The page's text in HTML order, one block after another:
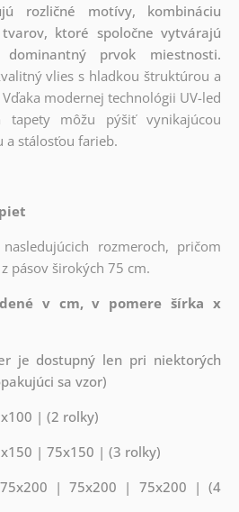
rozličné motívy, kombináciu
ktoré spoločne vytvárajú
prvok miestnosti.
vlies s hladkou štruktúrou a
Vďaka modernej technológii UV-led
tapety môžu pýšiť vynikajúcou
stálosťou farieb.
rozmeroch, pričom
pásov širokých 75 cm.
v cm, v pomere šírka x
je dostupný len pri niektorých
sa vzor)
| (2 rolky)
| 75x150 | (3 rolky)
| 75x200 | 75x200 | (4